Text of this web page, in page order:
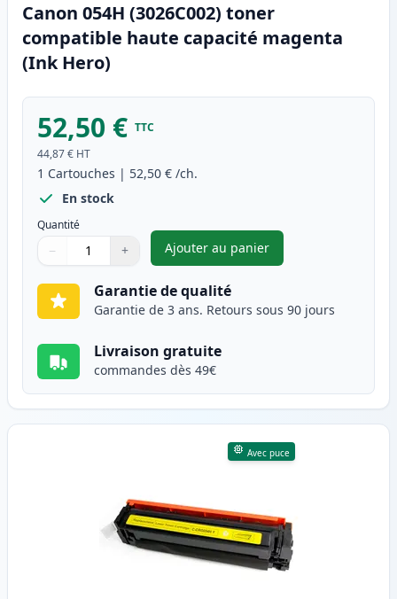
Canon 054H (3026C002) toner
compatible haute capacité magenta
(Ink Hero)
52,50 € TTC
44,87 € HT
1 Cartouches | 52,50 € /ch.
En stock
Quantité
Quantité
Utilisez les boutons pour ajuster
− +
Quantité
Ajouter au panier
,Canon 054H (3026C002)
Garantie de qualité
Garantie de 3 ans. Retours sous 90 jours
Livraison gratuite
commandes dès 49€
Avec puce